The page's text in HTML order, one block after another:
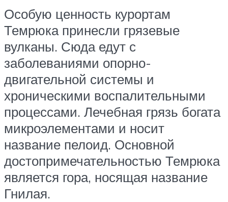
Особую ценность курортам
Темрюка принесли грязевые
вулканы. Сюда едут с
заболеваниями опорно-
двигательной системы и
хроническими воспалительными
процессами. Лечебная грязь богата
микроэлементами и носит
название пелоид. Основной
достопримечательностью Темрюка
является гора, носящая название
Гнилая.